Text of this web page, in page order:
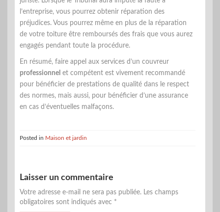
l’entreprise, vous pourrez obtenir réparation des
préjudices. Vous pourrez même en plus de la réparation
de votre toiture être remboursés des frais que vous aurez
engagés pendant toute la procédure.
En résumé, faire appel aux services d’un couvreur
professionnel et compétent est vivement recommandé
pour bénéficier de prestations de qualité dans le respect
des normes, mais aussi, pour bénéficier d’une assurance
en cas d’éventuelles malfaçons.
Posted in Maison et jardin
Laisser un commentaire
Votre adresse e-mail ne sera pas publiée. Les champs
obligatoires sont indiqués avec *